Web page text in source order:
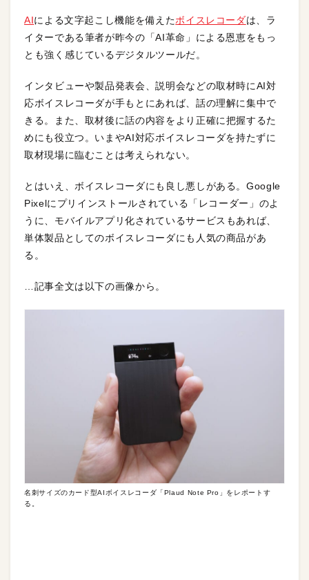
AIによる文字起こし機能を備えたボイスレコーダは、ラ
イターである筆者が昨今の「AI革命」による恩恵をもっ
とも強く感じているデジタルツールだ。
インタビューや製品発表会、説明会などの取材時にAI対
応ボイスレコーダが手もとにあれば、話の理解に集中で
きる。また、取材後に話の内容をより正確に把握するた
めにも役立つ。いまやAI対応ボイスレコーダを持たずに
取材現場に臨むことは考えられない。
とはいえ、ボイスレコーダにも良し悪しがある。Google
Pixelにプリインストールされている「レコーダー」のよ
うに、モバイルアプリ化されているサービスもあれば、
単体製品としてのボイスレコーダにも人気の商品があ
る。
…記事全文は以下の画像から。
名刺サイズのカード型AIボイスレコーダ「Plaud Note Pro」をレポートす
る。